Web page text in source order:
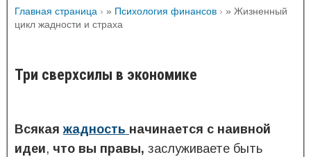
Главная страница » Психология финансов » Жизненный
цикл жадности и страха
Три сверхсилы в экономике
Всякаяжадность начинается с наивной
идеи, что вы правы, заслуживаете быть